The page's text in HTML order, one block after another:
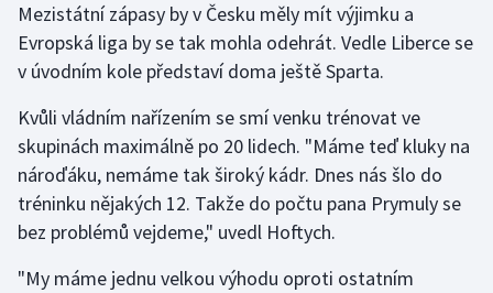
Mezistátní zápasy by v Česku měly mít výjimku a
Evropská liga by se tak mohla odehrát. Vedle Liberce se
v úvodním kole představí doma ještě Sparta.
Kvůli vládním nařízením se smí venku trénovat ve
skupinách maximálně po 20 lidech. "Máme teď kluky na
nároďáku, nemáme tak široký kádr. Dnes nás šlo do
tréninku nějakých 12. Takže do počtu pana Prymuly se
bez problémů vejdeme," uvedl Hoftych.
"My máme jednu velkou výhodu oproti ostatním